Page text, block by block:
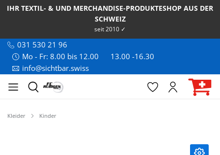
IHR TEXTIL- & UND MERCHANDISE-PRODUKTESHOP AUS DER
SCHWEIZ
seit 2010 ✓
031 530 21 96
Mo - Fr: 8.00 bis 12.00
13.00 -16.30
info@sichtbar.swiss
Kleider Kinder